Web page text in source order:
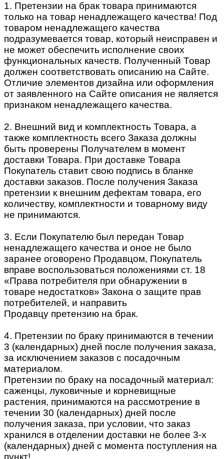
1. Претензии на брак товара принимаются
только на товар ненадлежащего качества! Под
товаром ненадлежащего качества
подразумевается товар, который неисправен и
не может обеспечить исполнение своих
функциональных качеств. Полученный Товар
должен соответствовать описанию на Сайте.
Отличие элементов дизайна или оформления
от заявленного на Сайте описания не является
признаком ненадлежащего качества.
2. Внешний вид и комплектность Товара, а
также комплектность всего Заказа должны
быть проверены Получателем в момент
доставки Товара. При доставке Товара
Покупатель ставит свою подпись в бланке
доставки заказов. После получения Заказа
претензии к внешним дефектам товара, его
количеству, комплектности и товарному виду
не принимаются.
3. Если Покупателю был передан Товар
ненадлежащего качества и оное не было
заранее оговорено Продавцом, Покупатель
вправе воспользоваться положениями ст. 18
«Права потребителя при обнаружении в
товаре недостатков» Закона о защите прав
потребителей, и направить
Продавцу претензию на брак.
4. Претензии по браку принимаются в течении
3 (календарных) дней после получения заказа,
за исключением заказов с посадочным
материалом.
Претензии по браку на посадочный материал:
саженцы, луковичные и корневищные
растения, принимаются на рассмотрение в
течении 30 (календарных) дней после
получения заказа, при условии, что заказ
хранился в отделении доставки не более 3-х
(календарных) дней с момента поступления на
пункт!